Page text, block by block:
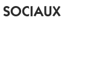
SOCIAUX